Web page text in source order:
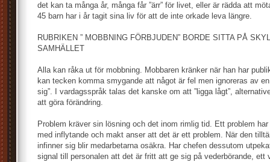
det kan ta många år, många får ”ärr” för livet, eller är rädda att
45 barn har i år tagit sina liv för att de inte orkade leva längre.
RUBRIKEN ” MOBBNING FÖRBJUDEN” BORDE SITTA PÅ
SAMHÄLLET
Alla kan råka ut för mobbning. Mobbaren kränker när han har
kan tecken komma smygande att något är fel men ignoreras av
sig”. I vardagsspråk talas det kanske om att ”ligga lågt”,
att göra förändring.
Problem kräver sin lösning och det inom rimlig tid. Ett problem
med inflytande och makt anser att det är ett problem. När den
infinner sig blir medarbetarna osäkra. Har chefen dessutom
signal till personalen att det är fritt att ge sig på vederbörande, ett